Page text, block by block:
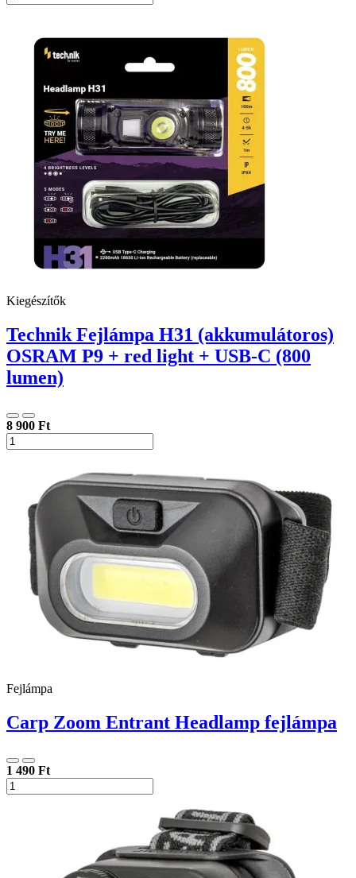
Kiegészítők
Technik Fejlámpa H31 (akkumulátoros)
OSRAM P9 + red light + USB-C (800
lumen)
8 900 Ft
Fejlámpa
Carp Zoom Entrant Headlamp fejlámpa
1 490 Ft